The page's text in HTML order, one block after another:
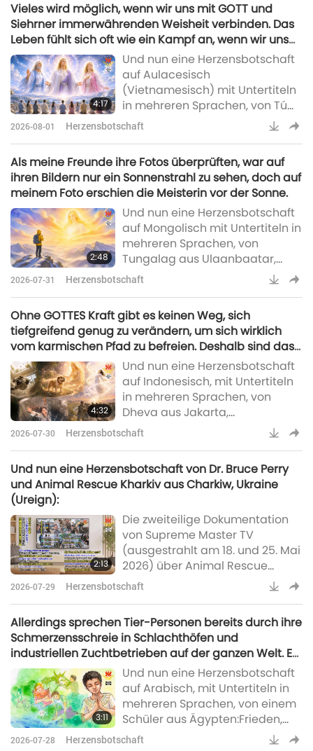
mich in der inneren Himmlisches
Licht Guanyin-Meditation
befand, rezi- tierte ich wie
üblich die Heiligen Namen. Nach
ein paar Minuten hatte ich das
Gefühl, als würde ich langs
Vieles wird möglich, wenn wir uns mit GOTT und
Siehrner immerwährenden Weisheit verbinden. Das
Leben fühlt sich oft wie ein Kampf an, wenn wir uns
ausschließlich auf unser Ego verlassen.
4:17
Und nun eine Herzensbotschaft
auf Aulacesisch
(Vietnamesisch) mit Untertiteln
in mehreren Sprachen, von Tú
Linh aus Âu Lạc, auch bekannt
als Vietnam:Liebe Meisterin Tim
Supreme Master Television, in
der Vergangenheit habe ich
schwere Fehler begangen und
es fiel mir schwer, mir selbst zu
vergeben. Ich fühlte mich oft
minderwertig und gab sowohl
mir selbst als a
2026-08-01 Herzensbotschaft
Als meine Freunde ihre Fotos überprüften, war auf
ihren Bildern nur ein Sonnenstrahl zu sehen, doch auf
meinem Foto erschien die Meisterin vor der Sonne.
2:48
Und nun eine Herzensbotschaft
auf Mongolisch mit Untertiteln in
mehreren Sprachen, von
Tungalag aus Ulaanbaatar,
Mongolei:Über alles geliebte
Meisterin, ich möchte von den
ereigneten, während ich den
Anhänger mit dem Mächtigsten
Täglichem Gebet der Meisterin
und den S.M. Celestial-Schmuck
trug.Eines Morgens im Februar
2026 wanderte ich mit meinen
Freunden
2026-07-31 Herzensbotschaft
Ohne GOTTES Kraft gibt es keinen Weg, sich
tiefgreifend genug zu verändern, um sich wirklich
vom karmischen Pfad zu befreien. Deshalb sind das
Befolgen der Fünf Gebote und spirituelles
Praktizieren absolut unerlässlich, besonders auf
einem Planeten wie dem unseren, der so viel
negatives Karma hat.
4:32
Und nun eine Herzensbotschaft
auf Indonesisch, mit Untertiteln
in mehreren Sprachen, von
Dheva aus Jakarta,
Indonesien:An die hochverehrte,
Eingeweihter aus Jakarta,
Indonesien. Vor einigen Jahren
meiner Schwester, eine
englische weibliche Bulldogge-
Person namens Kuai Le, auf
tragische Weise. Sie stürzte aus
dem
2026-07-30 Herzensbotschaft
Und nun eine Herzensbotschaft von Dr. Bruce Perry
und Animal Rescue Kharkiv aus Charkiw, Ukraine
(Ureign):
2:13
Die zweiteilige Dokumentation
von Supreme Master TV
(ausgestrahlt am 18. und 25. Mai
2026) über Animal Rescue
Kharkiv in der Ukraine ist ein
Fachkompetenz, die sich auf
eine äußerst wichtige, aber in
den Medien kaum beachtete
Situation konzentriert: das
immense Leid von Tausenden
und Abertausenden
unschuldiger Tiere, die vom
Krieg betroffen sind, sowie d
2026-07-29 Herzensbotschaft
Allerdings sprechen Tier-Personen bereits durch ihre
Schmerzensschreie in Schlachthöfen und
industriellen Zuchtbetrieben auf der ganzen Welt. Es
ist nur so, dass die Menschen diese Bilder im
Allgemeinen nicht sehen oder die Augen davor
verschließen.
3:11
Und nun eine Herzensbotschaft
auf Arabisch, mit Untertiteln in
mehreren Sprachen, von einem
Schüler aus Ägypten:Frieden,
Segen und Liebe an unsere liebe
2026-07-28 Herzensbotschaft